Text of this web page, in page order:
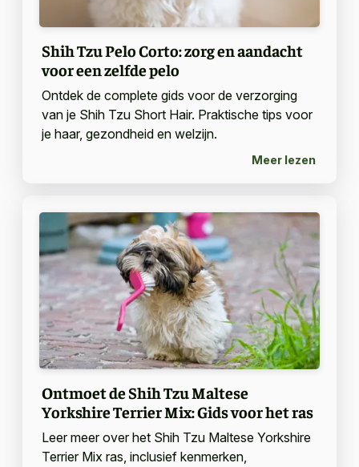
Shih Tzu Pelo Corto: zorg en aandacht
voor een zelfde pelo
Ontdek de complete gids voor de verzorging
van je Shih Tzu Short Hair. Praktische tips voor
je haar, gezondheid en welzijn.
Meer lezen
Ontmoet de Shih Tzu Maltese
Yorkshire Terrier Mix: Gids voor het ras
Leer meer over het Shih Tzu Maltese Yorkshire
Terrier Mix ras, inclusief kenmerken,